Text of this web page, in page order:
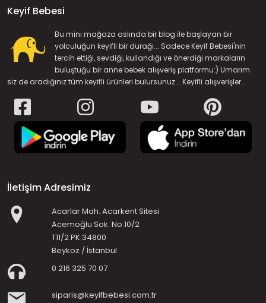
Keyif Bebesi
Bu mini mağaza aslında bir blog ile başlayan bir
yolculuğun keyifli bir durağı... Sadece Keyif Bebesi'nin
tercih ettiği, sevdiği, kullandığı ve önerdiği markaların
buluştuğu bir anne bebek alışveriş platformu:) Umarım
siz de aradığınız tüm keyifli ürünleri bulursunuz... Keyifli alışverişler...
İletişim Adresimiz
Acarlar Mah. Acarkent Sitesi
Acemoğlu Sok. No:10/2
T11/2 PK:34800
Beykoz / İstanbul
0 216 325 70 07
siparis@keyifbebesi.com.tr